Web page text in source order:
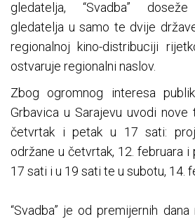
gledatelja, “Svadba”
gledatelja u samo te dvije
regionalnoj kino-distribuciji
ostvaruje regionalni naslov.
Zbog ogromnog interesa
Grbavica u Sarajevu uvodi nove
četvrtak i petak u 17 sati:
održane u četvrtak, 12. februara i
17 sati i u 19 sati te u subotu, 14.
“Svadba” je od premijernih